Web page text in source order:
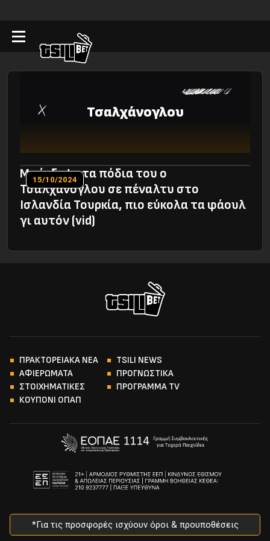
Τσαλχάνογλου
Μπέρδεψε τα πόδια του ο
Τσαλχάνογλου σε πέναλτυ στο
Ισλανδία Τουρκία, πιο εύκολα τα φάουλ
γι αυτόν (vid)
15/10/2024
ΠΡΑΚΤΟΡΕΙΑΚΑ ΝΕΑ
TSILI NEWS
ΑΦΙΕΡΩΜΑΤΑ
ΠΡΟΓΝΩΣΤΙΚΑ
ΣΤΟΙΧΗΜΑΤΙΚΕΣ
ΠΡΟΓΡΑΜΜΑ TV
ΚΟΥΠΟΝΙ ΟΠΑΠ
*Για τις προσφορές ισχύουν όροι & προυποθέσεις